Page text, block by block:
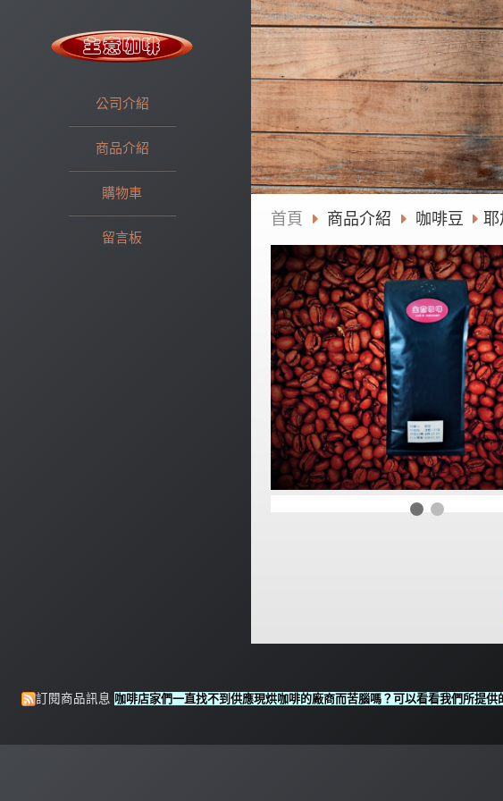
公司介紹
商品介紹
購物車
留言板
首頁 商品介紹 咖啡豆 耶
訂閱商品訊息 咖啡店家們一直找不到供應現烘咖啡的廠商而苦腦嗎？可以看看我們所提